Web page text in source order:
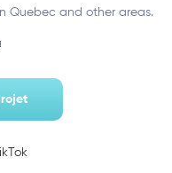
Quebec and other areas.